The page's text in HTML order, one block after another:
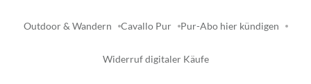
Outdoor & Wandern Cavallo Pur Pur-Abo hier kündigen
Widerruf digitaler Käufe